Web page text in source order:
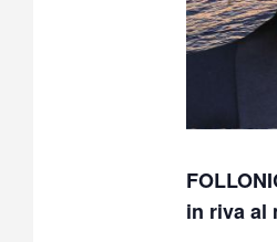
in riva al